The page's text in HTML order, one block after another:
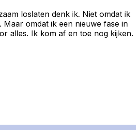
loslaten denk ik. Niet omdat ik
Maar omdat ik een nieuwe fase in
alles. Ik kom af en toe nog kijken.